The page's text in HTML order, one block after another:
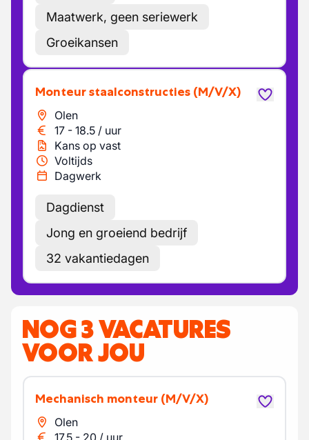
Maatwerk, geen seriewerk
Groeikansen
Monteur staalconstructies (M/V/X)
Olen
17 - 18.5 / uur
Kans op vast
Voltijds
Dagwerk
Dagdienst
Jong en groeiend bedrijf
32 vakantiedagen
NOG 3 VACATURES
VOOR JOU
Mechanisch monteur (M/V/X)
Olen
17.5 - 20 / uur